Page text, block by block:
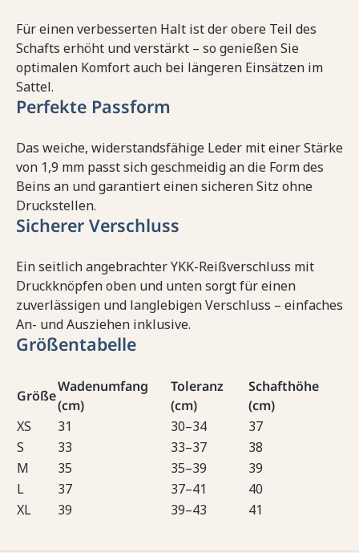
Für einen verbesserten Halt ist der obere Teil des
Schafts erhöht und verstärkt – so genießen Sie
optimalen Komfort auch bei längeren Einsätzen im
Sattel.
Perfekte Passform
Das weiche, widerstandsfähige Leder mit einer Stärke
von 1,9 mm passt sich geschmeidig an die Form des
Beins an und garantiert einen sicheren Sitz ohne
Druckstellen.
Sicherer Verschluss
Ein seitlich angebrachter YKK-Reißverschluss mit
Druckknöpfen oben und unten sorgt für einen
zuverlässigen und langlebigen Verschluss – einfaches
An- und Ausziehen inklusive.
Größentabelle
Größe
Wadenumfang
(cm)
Toleranz
(cm)
Schafthöhe
(cm)
XS
31 30–34
37
S
33 33–37
38
M
35 35–39
39
L
37 37–41
40
XL
39 39–43 41